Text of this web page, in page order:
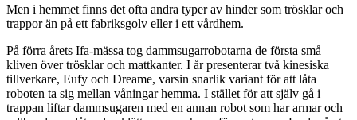
Men i hemmet finns det ofta andra typer av hinder som trösklar och
trappor än på ett fabriksgolv eller i ett vårdhem.
På förra årets Ifa-mässa tog dammsugarrobotarna de första små
kliven över trösklar och mattkanter. I år presenterar två kinesiska
tillverkare, Eufy och Dreame, varsin snarlik variant för att låta
roboten ta sig mellan våningar hemma. I stället för att själv gå i
trappan liftar dammsugaren med en annan robot som har armar och